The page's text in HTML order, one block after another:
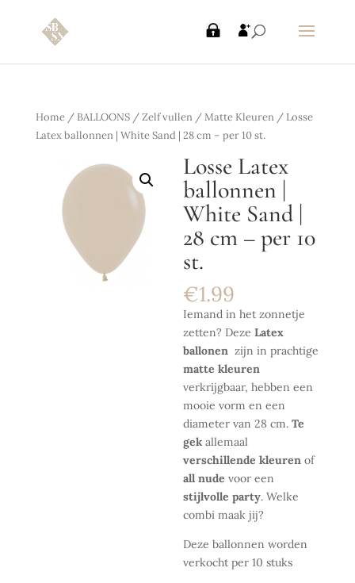
Home/ BALLOONS/Zelf vullen/Matte Kleuren/ Losse
Latex ballonnen | White Sand | 28 cm – per 10 st.
Losse Latex
ballonnen |
White Sand |
28 cm – per 10
st.
€1.99
Iemand in het zonnetje
zetten? DezeLatex
ballonen zijn in prachtige
matte kleuren
verkrijgbaar, hebben een
mooie vorm en een
diameter van 28 cm.Te
gek allemaal
verschillende kleuren of
all nude voor een
stijlvolle party. Welke
combi maak jij?
Deze ballonnen worden
verkocht per 10 stuks